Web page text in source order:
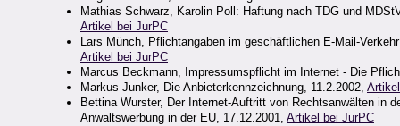
Mathias Schwarz, Karolin Poll: Haftung nach TDG und
Artikel bei JurPC
Lars Münch, Pflichtangaben im geschäftlichen E-Mail-
Artikel bei JurPC
Marcus Beckmann, Impressumspflicht im Internet - Die
Markus Junker, Die Anbieterkennzeichnung, 11.2.2002,
Bettina Wurster, Der Internet-Auftritt von Rechtsanwälten in
Anwaltswerbung in der EU, 17.12.2001, Artikel bei JurPC